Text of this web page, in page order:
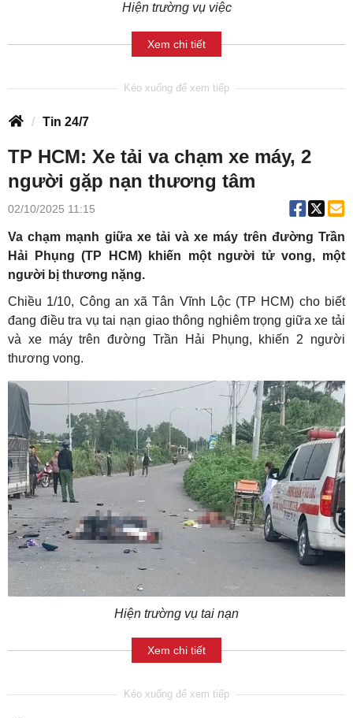
Hiện trường vụ việc
Xem chi tiết
Tin 24/7
TP HCM: Xe tải va chạm xe máy, 2
người gặp nạn thương tâm
02/10/2025 11:15
Va chạm mạnh giữa xe tải và xe máy trên đường Trần
Hải Phụng (TP HCM) khiến một người tử vong, một
người bị thương nặng.
Chiều 1/10, Công an xã Tân Vĩnh Lộc (TP HCM) cho biết
đang điều tra vụ tai nạn giao thông nghiêm trọng giữa xe tải
và xe máy trên đường Trần Hải Phụng, khiến 2 người
thương vong.
Hiện trường vụ tai nạn
Xem chi tiết